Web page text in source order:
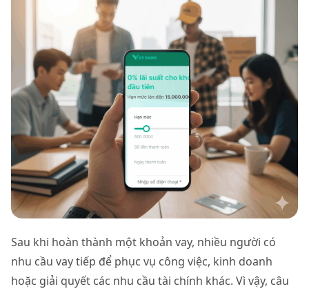
Sau khi hoàn thành một khoản vay, nhiều người có
nhu cầu vay tiếp để phục vụ công việc, kinh doanh
hoặc giải quyết các nhu cầu tài chính khác. Vì vậy, câu